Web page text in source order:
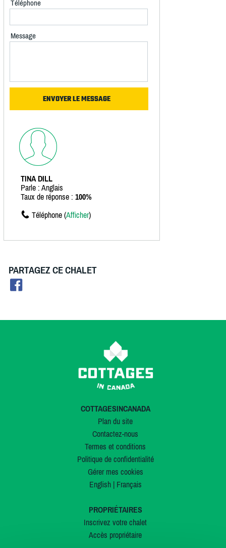
Téléphone
Message
TINA DILL
Parle : Anglais
Taux de réponse : 100%
Téléphone (Afficher)
PARTAGEZ CE CHALET
COTTAGESINCANADA
Plan du site
Contactez-nous
Termes et conditions
Politique de confidentialité
Gérer mes cookies
English| Français
PROPRIÉTAIRES
Inscrivez votre chalet
Accès propriétaire